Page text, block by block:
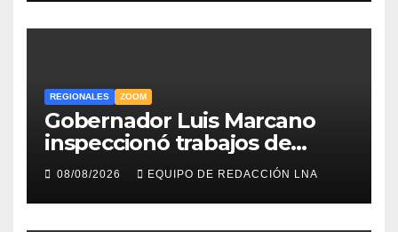
REGIONALES ZOOM
Gobernador Luis Marcano
inspeccionó trabajos de
rehabilitación en al Av.
Intercomunal
08/08/2026 EQUIPO DE REDACCIÓN LNA